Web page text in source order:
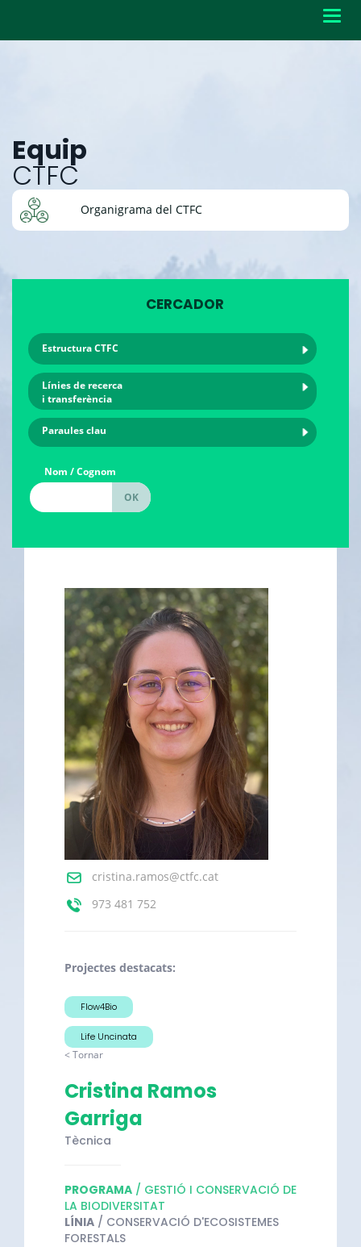
Equip
CTFC
Organigrama del CTFC
CERCADOR
Estructura CTFC
Línies de recerca
i transferència
Paraules clau
Nom / Cognom
cristina.ramos@ctfc.cat
973 481 752
Projectes destacats:
Flow4Bio
Life Uncinata
< Tornar
Cristina Ramos
Garriga
Tècnica
PROGRAMA / GESTIÓ I CONSERVACIÓ DE
LA BIODIVERSITAT
LÍNIA / CONSERVACIÓ D'ECOSISTEMES
FORESTALS